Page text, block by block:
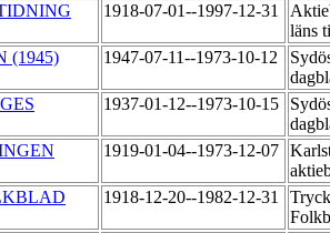
1918-07-01--1997-12-31
läns
(1945)
1947-07-11--1973-10-12
1937-01-12--1973-10-15
1919-01-04--1973-12-07
1918-12-20--1982-12-31